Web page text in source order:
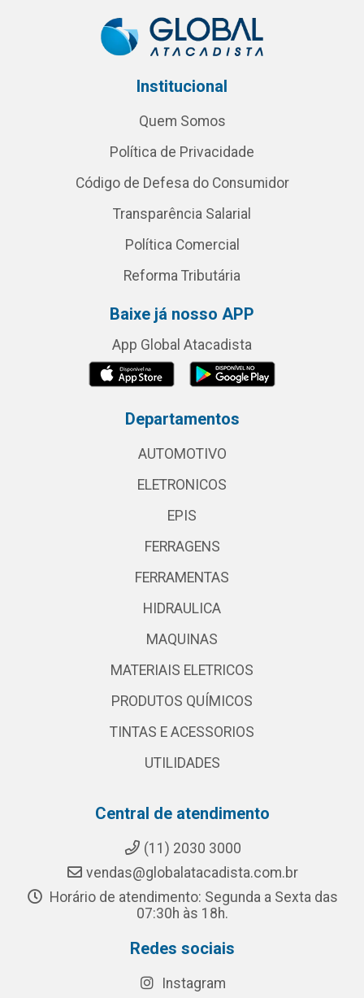
Institucional
Quem Somos
Política de Privacidade
Código de Defesa do Consumidor
Transparência Salarial
Política Comercial
Reforma Tributária
Baixe já nosso APP
App Global Atacadista
Departamentos
AUTOMOTIVO
ELETRONICOS
EPIS
FERRAGENS
FERRAMENTAS
HIDRAULICA
MAQUINAS
MATERIAIS ELETRICOS
PRODUTOS QUÍMICOS
TINTAS E ACESSORIOS
UTILIDADES
Central de atendimento
(11) 2030 3000
vendas@globalatacadista.com.br
Horário de atendimento: Segunda a Sexta das
07:30h às 18h.
Redes sociais
Instagram